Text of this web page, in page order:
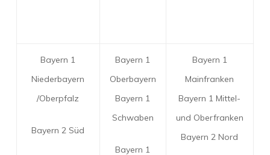
Bayern 1
Niederbayern
/Oberpfalz
Bayern 2 Süd
Bayern 1
Oberbayern
Bayern 1
Schwaben
Bayern 1
Bayern 1
Mainfranken
Bayern 1 Mittel-
und Oberfranken
Bayern 2 Nord